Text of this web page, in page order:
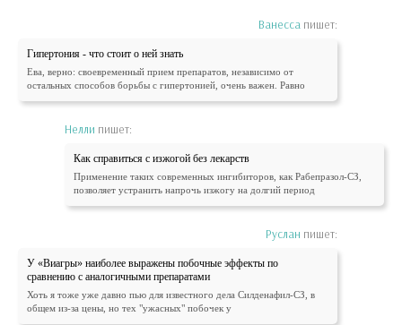
Ванесса пишет:
Гипертония - что стоит о ней знать
Ева, верно: своевременный прием препаратов, независимо от
остальных способов борьбы с гипертонией, очень важен. Равно
Нелли пишет:
Как справиться с изжогой без лекарств
Применение таких современных ингибиторов, как Рабепразол-СЗ,
позволяет устранить напрочь изжогу на долгий период
Руслан пишет:
У «Виагры» наиболее выражены побочные эффекты по
сравнению с аналогичными препаратами
Хоть я тоже уже давно пью для известного дела Силденафил-СЗ, в
общем из-за цены, но тех "ужасных" побочек у